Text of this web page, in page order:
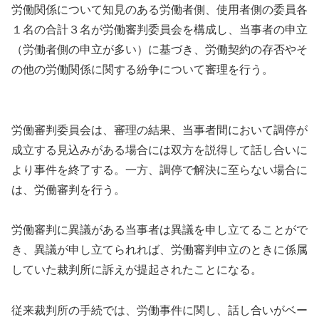
労働関係について知見のある労働者側、使用者側の委員各
１名の合計３名が労働審判委員会を構成し、当事者の申立
（労働者側の申立が多い）に基づき、労働契約の存否やそ
の他の労働関係に関する紛争について審理を行う。
労働審判委員会は、審理の結果、当事者間において調停が
成立する見込みがある場合には双方を説得して話し合いに
より事件を終了する。一方、調停で解決に至らない場合に
は、労働審判を行う。
労働審判に異議がある当事者は異議を申し立てることがで
き、異議が申し立てられれば、労働審判申立のときに係属
していた裁判所に訴えが提起されたことになる。
従来裁判所の手続では、労働事件に関し、話し合いがベー